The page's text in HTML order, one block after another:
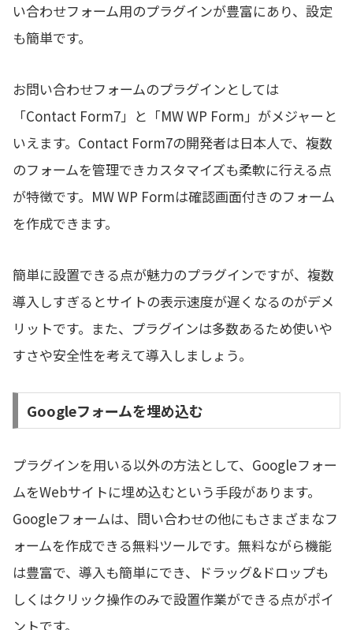
い合わせフォーム用のプラグインが豊富にあり、設定
も簡単です。
お問い合わせフォームのプラグインとしては
「Contact Form7」と「MW WP Form」がメジャーと
いえます。Contact Form7の開発者は日本人で、複数
のフォームを管理できカスタマイズも柔軟に行える点
が特徴です。MW WP Formは確認画面付きのフォーム
を作成できます。
簡単に設置できる点が魅力のプラグインですが、複数
導入しすぎるとサイトの表示速度が遅くなるのがデメ
リットです。また、プラグインは多数あるため使いや
すさや安全性を考えて導入しましょう。
Googleフォームを埋め込む
プラグインを用いる以外の方法として、Googleフォー
ムをWebサイトに埋め込むという手段があります。
Googleフォームは、問い合わせの他にもさまざまなフ
ォームを作成できる無料ツールです。無料ながら機能
は豊富で、導入も簡単にでき、ドラッグ&ドロップも
しくはクリック操作のみで設置作業ができる点がポイ
ントです。